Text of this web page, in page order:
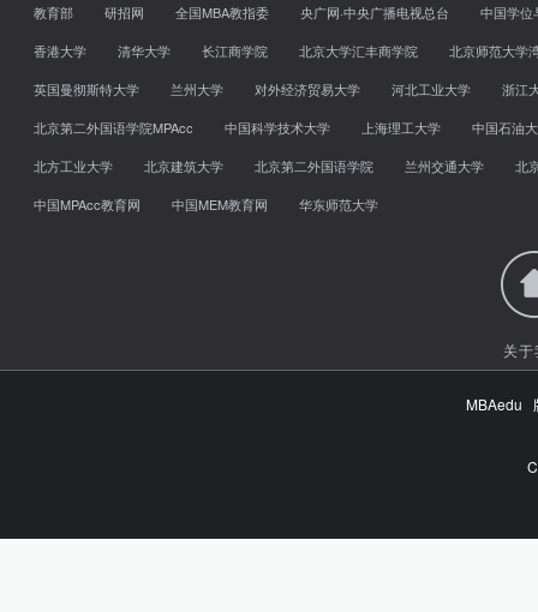
教育部 研招网 全国MBA教指委 央广网·中央广播电视总台
中国学位
香港大学
清华大学 长江商学院 北京大学汇丰商学院
北京师范大学
英国曼彻斯特大学
兰州大学 对外经济贸易大学 河北工业大学
浙江
北京第二外国语学院MPAcc
中国科学技术大学 上海理工大学
中国石油
北方工业大学
北京建筑大学 北京第二外国语学院 兰州交通大学
北
中国MPAcc教育网
中国MEM教育网 华东师范大学
关
MBAedu